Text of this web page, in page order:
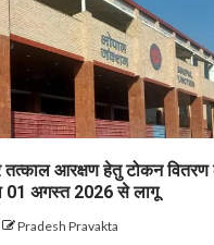
तत्काल आरक्षण हेतु टोकन वितरण
01 अगस्त 2026 से लागू
Pradesh Pravakta